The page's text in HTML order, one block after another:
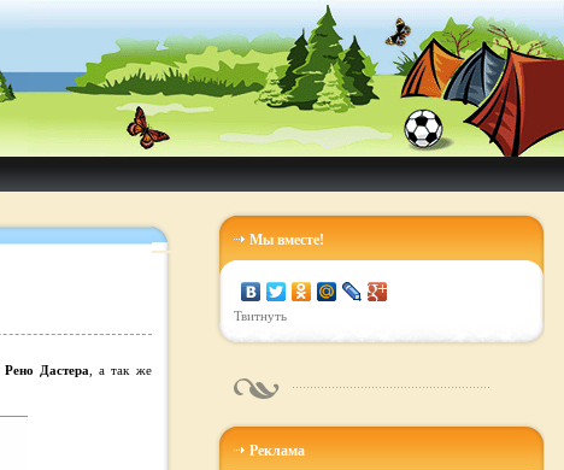
Рено Дастера , а так же
Мы вместе!
Твитнуть
Реклама